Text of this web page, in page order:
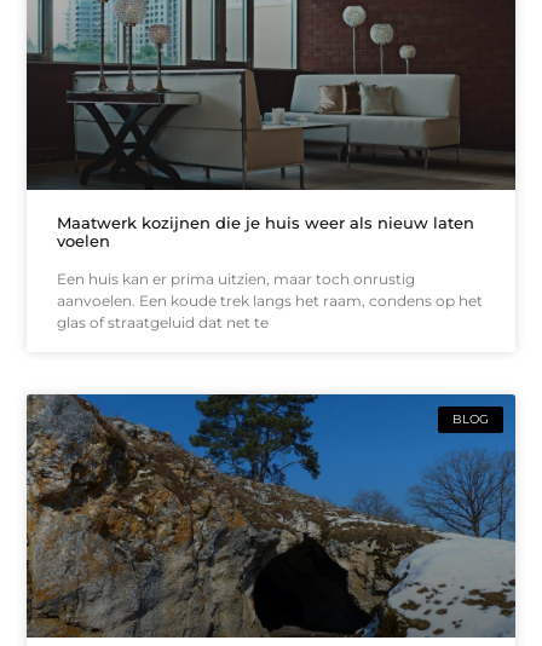
Maatwerk kozijnen die je huis weer als nieuw laten
voelen
Een huis kan er prima uitzien, maar toch onrustig
aanvoelen. Een koude trek langs het raam, condens op het
glas of straatgeluid dat net te
BLOG